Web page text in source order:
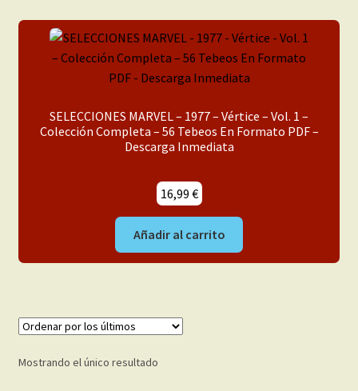
Porno 3D
Inéditas
SELECCIONES MARVEL – 1977 – Vértice – Vol. 1 –
Colección Completa – 56 Tebeos En Formato PDF –
Descarga Inmediata
16,99 €
Añadir al carrito
Mostrando el único resultado